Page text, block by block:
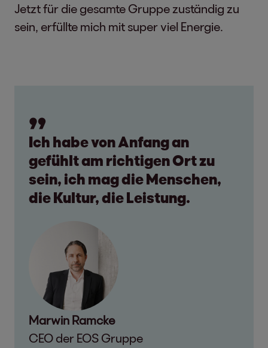
Jetzt für die gesamte Gruppe zuständig zu
sein, erfüllte mich mit super viel Energie.
Ich habe von Anfang an
gefühlt am richtigen Ort zu
sein, ich mag die Menschen,
die Kultur, die Leistung.
Marwin Ramcke
CEO der EOS Gruppe